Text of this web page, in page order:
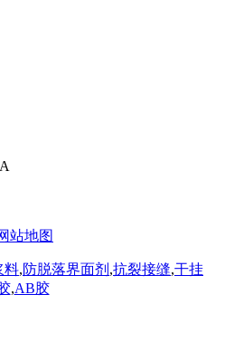
站地图
料,防脱落界面剂 ,抗裂接缝,干挂
,AB胶